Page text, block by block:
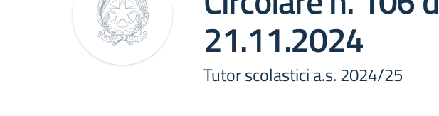
21.11.2024
Tutor scolastici a.s. 2024/25